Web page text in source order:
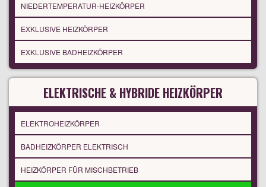
NIEDERTEMPERATUR-HEIZKÖRPER
EXKLUSIVE HEIZKÖRPER
EXKLUSIVE BADHEIZKÖRPER
ELEKTRISCHE & HYBRIDE HEIZKÖRPER
ELEKTROHEIZKÖRPER
BADHEIZKÖRPER ELEKTRISCH
HEIZKÖRPER FÜR MISCHBETRIEB